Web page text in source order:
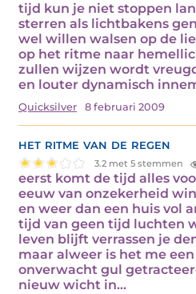
tijd kun je niet stoppen
sterren als lichtbakens
wel willen walsen op de
op het ritme naar
zullen wijzen wordt
en louter dynamisch
Quicksilver 8 februari 2009
het ritme van de regen
3.2 met 5 stemmen
eerst komt de tijd alles
eeuw van onzekerheid
en weer dan een huis vol
tijd van geen tijd luchten
leven blijft verrassen je
maar alweer is het me
onverwacht gul
nieuw wicht in…